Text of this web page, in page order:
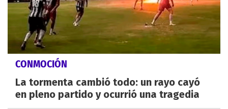
CONMOCIÓN
La tormenta cambió todo: un rayo cayó
en pleno partido y ocurrió una tragedia